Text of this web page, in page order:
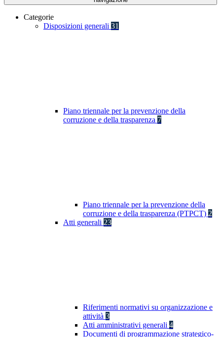
Categorie
Disposizioni generali 31
Piano triennale per la prevenzione della
corruzione e della trasparenza 7
Piano triennale per la prevenzione della
corruzione e della trasparenza (PTPCT) 2
Atti generali 23
Riferimenti normativi su organizzazione e
attività 3
Atti amministrativi generali 4
Documenti di programmazione strategico-